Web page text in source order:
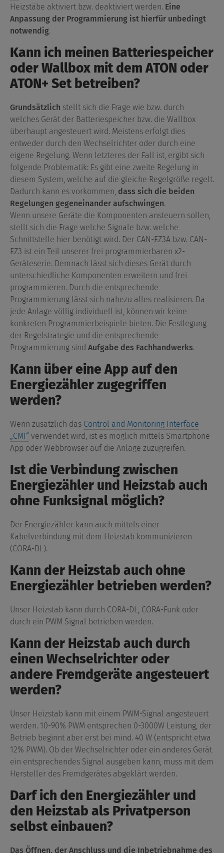
Heizstäbe aktiviert bzw. deaktiviert werden. Eine
Anpassung der Programmierung ist hierfür unbedingt
notwendig.
Kann ich meinen Batteriespeicher
oder Wallbox mit dem ATON oder
ATON+ Set betreiben?
Grundsätzlich stellt sich die Frage wie bzw. durch
welches Gerät der Batteriespeicher bzw. die Wallbox
überhaupt angesteuert wird. Meistens erfolgt dies
entweder durch den Wechselrichter oder durch eine
eigene Regelung. Wenn letzteres der Fall ist, ergibt sich
folgende Problematik: Es gibt eine zweite Regelung in
diesem System, welche auf die gleiche Regelgröße regelt.
Dadurch kann es vorkommen, dass sich die beiden
Regelungen gegeneinander aufschwingen.
Wenn unsere Geräte die Komponenten ansteuern sollen,
stellt sich die Frage welche Signale bzw. welche
Schnittstelle hier benötigt wird. Der CAN-EZ3A bzw. CAN-
EZ3 ist ein Teil unserer frei programmierbaren x2-
Geräteserie. Demnach lässt sich dieses Gerät durch
unterschiedliche Komponenten erweitern und frei
programmieren. Durch die entsprechende
Programmierung lässt sich nahezu alles realisieren. Da
jede Anlage völlig individuell ist, können wir keine
konkreten Programmierbeispiele bieten. Die Festlegung
der Regelstrategie und die entsprechende
Programmierung sind Aufgabe des Fachhandwerks.
Kann über eine App auf den
Energiezähler zugegriffen
werden?
Wenn zusätzlich das Control and Monitoring Interface
„CMI“ verwendet wird, ist es möglich mittels Smartphone
App oder Webbrowser auf die Anlage zuzugreifen.
Ist die Verbindung zwischen
Energiezähler und Heizstab auch
ohne Funksignal möglich?
Der Energiezähler kann auch mittels einer
Kabelverbindung mit dem Heizstab kommunizieren
(CORA-DL).
Kann der Heizstab auch ohne
Energiezähler betrieben werden?
Unser Heizstab kann durch CORA-DL, CORA-Funk oder
durch ein PWM Signal betrieben werden.
Kann der Heizstab auch durch
einen Wechselrichter oder
andere Fremdgeräte angesteuert
werden?
Unser Heizstab kann mit einem PWM-Signal angesteuert
werden. 10-90% PWM entsprechen 0-3000W Leistung, der
Betrieb beginnt aber erst bei mind. 40 W (entspricht etwa
12% PWM). Ob der Wechselrichter oder ein anderes Gerät
ein entsprechendes Signal ausgeben kann, muss mit dem
Hersteller des Fremdgerätes abgeklärt werden.
Darf ich den Energiezähler und
den Heizstab als Privatperson
selbst einbauen?
Das Öffnen, der Anschluss und die Inbetriebnahme des